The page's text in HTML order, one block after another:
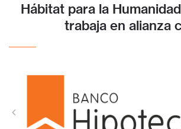
Hábitat para la
trabaja en alianza